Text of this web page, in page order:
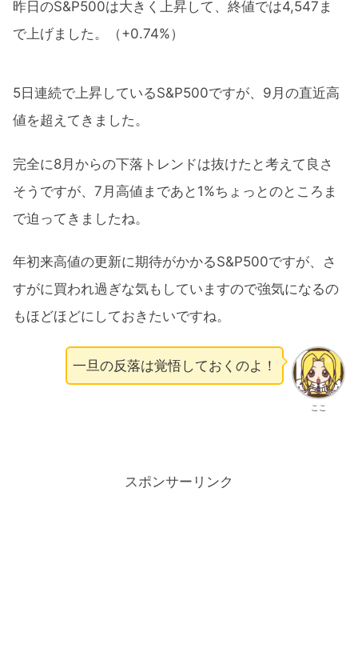
昨日のS&P500は大きく上昇して、終値では4,547ま
で上げました。（+0.74%）
5日連続で上昇しているS&P500ですが、9月の直近高
値を超えてきました。
完全に8月からの下落トレンドは抜けたと考えて良さ
そうですが、7月高値まであと1%ちょっとのところま
で迫ってきましたね。
年初来高値の更新に期待がかかるS&P500ですが、さ
すがに買われ過ぎな気もしていますので強気になるの
もほどほどにしておきたいですね。
ここ
一旦の反落は覚悟しておくのよ！
スポンサーリンク